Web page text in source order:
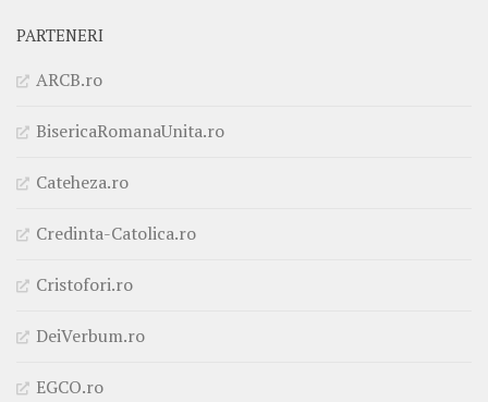
PARTENERI
ARCB.ro
BisericaRomanaUnita.ro
Cateheza.ro
Credinta-Catolica.ro
Cristofori.ro
DeiVerbum.ro
EGCO.ro